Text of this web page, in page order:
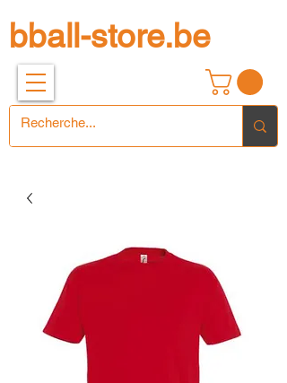
bball-store.be